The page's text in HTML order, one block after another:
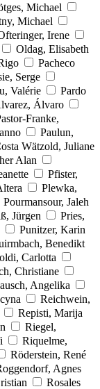
Michael
Michael
Irene
Oldag, Elisabeth
Pacheco
Serge
Valérie
Pardo
Álvaro
Franke,
Paulun,
Wätzold, Juliane
Alan
Pfister,
Plewka,
Pourmansour, Jaleh
Jürgen
Pries,
Punitzer, Karin
Benedikt
Carlotta
Christiane
Angelika
Reichwein,
Repisti, Marija
Riegel,
Riquelme,
Röderstein, René
Agnes
Rosales